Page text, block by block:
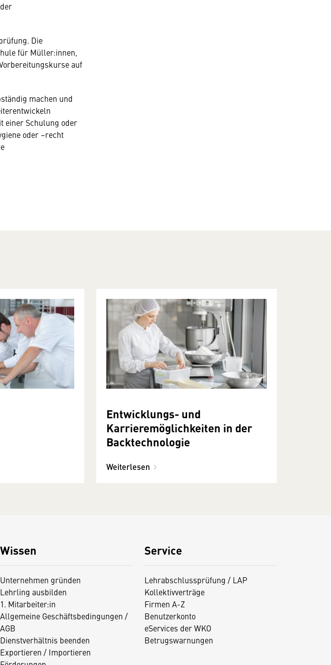
Die
für Müller:innen,
auf
machen und
einer Schulung oder
oder –recht
Entwicklungs- und
Karrieremöglichkeiten in der
Backtechnologie
Weiterlesen
Wissen
Unternehmen gründen
Lehrling ausbilden
1. Mitarbeiter:in
Allgemeine Geschäftsbedingungen /
AGB
Dienstverhältnis beenden
Exportieren / Importieren
Service
Lehrabschlussprüfung / LAP
Kollektivverträge
Firmen A-Z
Benutzerkonto
eServices der WKO
Betrugswarnungen